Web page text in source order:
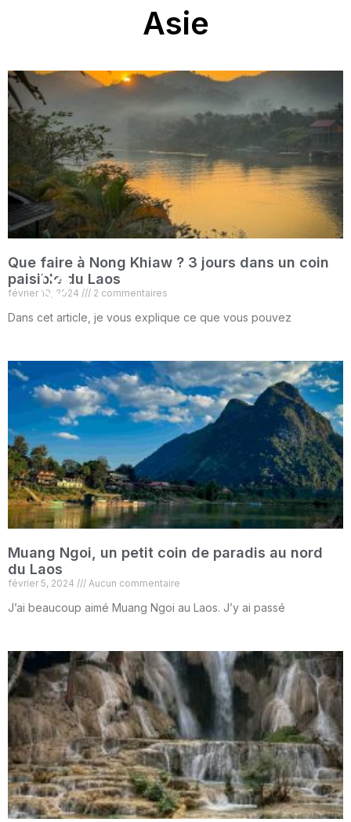
Asie
Que faire à Nong Khiaw ? 3 jours dans un coin
paisible du Laos
février 10, 2024 2 commentaires
Dans cet article, je vous explique ce que vous pouvez
Muang Ngoi, un petit coin de paradis au nord
du Laos
février 5, 2024 Aucun commentaire
J’ai beaucoup aimé Muang Ngoi au Laos. J’y ai passé